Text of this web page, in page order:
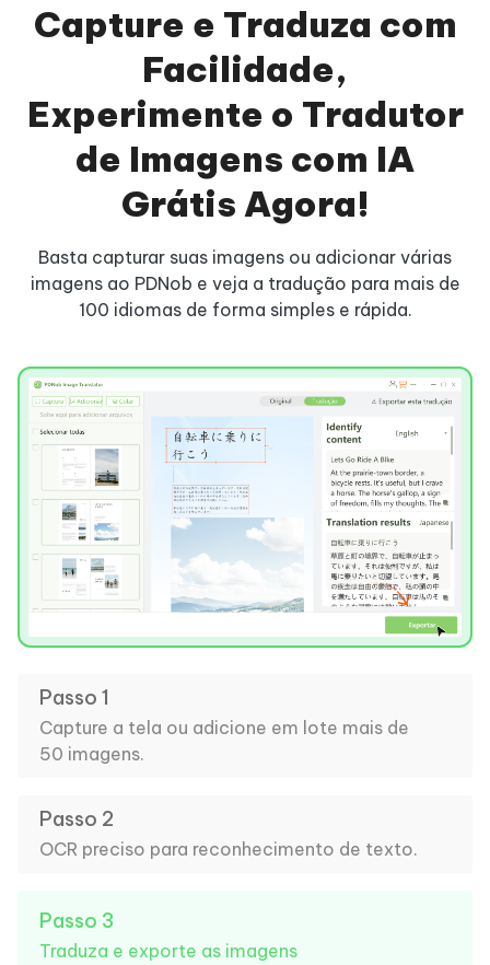
Capture e Traduza com
Facilidade,
Experimente o Tradutor
de Imagens com IA
Grátis Agora!
Basta capturar suas imagens ou adicionar várias
imagens ao PDNob e veja a tradução para mais de
100 idiomas de forma simples e rápida.
Passo 1
Capture a tela ou adicione em lote mais de
50 imagens.
Passo 2
OCR preciso para reconhecimento de texto.
Passo 3
Traduza e exporte as imagens